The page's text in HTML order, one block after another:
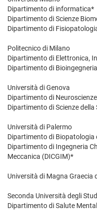
Dipartimento di informatica*
Dipartimento di Scienze
Dipartimento di
Politecnico di Milano
Dipartimento di Elettronica,
Dipartimento di
Università di Genova
Dipartimento di
Dipartimento di Scienze della
Università di Palermo
Dipartimento di Biopatologia
Dipartimento di Ingegneria
Meccanica (DICGIM)*
Università di Magna Graecia
Seconda Università degli
Dipartimento di Salute